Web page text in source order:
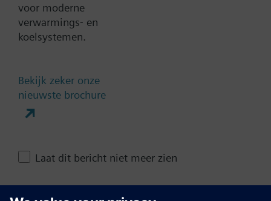
voor moderne
verwarmings- en
koelsystemen.
Bekijk zeker onze
nieuwste brochure
Laat dit bericht niet meer zien
Contact
Deze pagina delen
NL (nl)